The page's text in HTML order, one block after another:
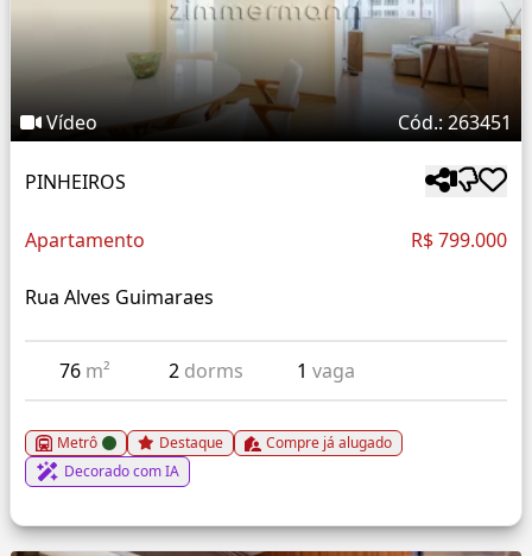
Vídeo Cód.: 263451
PINHEIROS
Apartamento R$ 799.000
Rua Alves Guimaraes
76 m² 2 dorms 1vaga
Metrô Destaque
Compre já alugado
Decorado com IA